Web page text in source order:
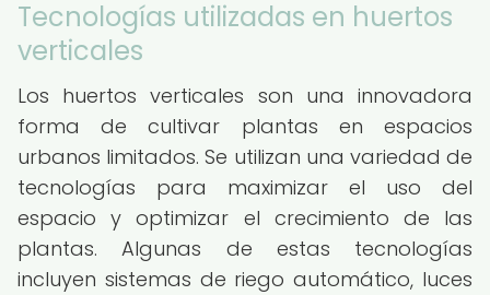
Tecnologías utilizadas en huertos
verticales
Los huertos verticales son una innovadora
forma de cultivar plantas en espacios
urbanos limitados. Se utilizan una variedad de
tecnologías para maximizar el uso del
espacio y optimizar el crecimiento de las
plantas. Algunas de estas tecnologías
incluyen sistemas de riego automático, luces